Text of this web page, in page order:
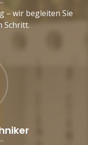
– wir begleiten Sie
Schritt.